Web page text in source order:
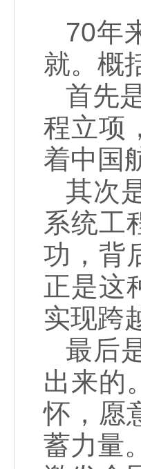
70年
就。
首先
程立项
着中
其次
系统工
功，背
正是这
实现
最后
出来的
怀，愿
蓄力量